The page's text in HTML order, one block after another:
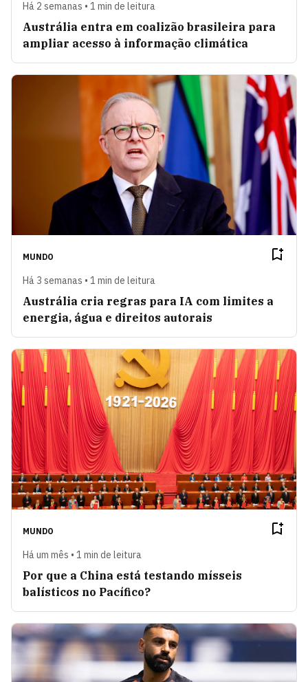
Há 2 semanas • 1 min de leitura
Austrália entra em coalizão brasileira para
ampliar acesso à informação climática
MUNDO
Há 3 semanas • 1 min de leitura
Austrália cria regras para IA com limites a
energia, água e direitos autorais
MUNDO
Há um mês • 1 min de leitura
Por que a China está testando mísseis
balísticos no Pacífico?